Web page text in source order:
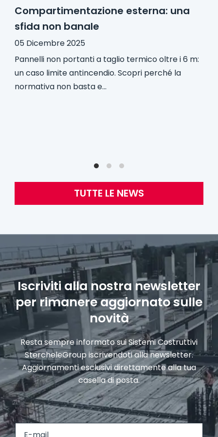
Compartimentazione esterna: una
sfida non banale
05 Dicembre 2025
Pannelli non portanti a taglio termico oltre i 6 m:
un caso limite antincendio. Scopri perché la
normativa non basta e...
TUTTE LE NEWS
Iscriviti alla nostra newsletter
per rimanere aggiornato sulle
novità
Resta sempre informato sui Sistemi Costruttivi
StercheleGroup iscrivendoti alla newsletter.
Aggiornamenti esclusivi direttamente alla tua
casella di posta.
P
r
P
o
E